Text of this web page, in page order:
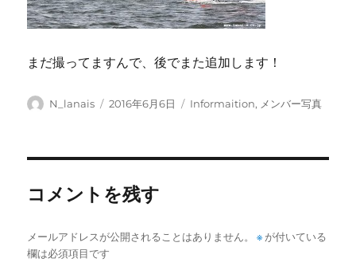
まだ撮ってますんで、後でまた追加します！
投
N_lanais
投
2016年6月6日
カ
Informaition, メンバー写真
コメントを残す
メールアドレスが公開されることはありません。 ※ が付いている
欄は必須項目です